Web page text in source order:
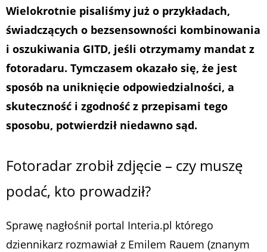
Wielokrotnie pisaliśmy już o przykładach,
świadczących o bezsensowności kombinowania
i oszukiwania GITD, jeśli otrzymamy mandat z
fotoradaru. Tymczasem okazało się, że jest
sposób na uniknięcie odpowiedzialności, a
skuteczność i zgodność z przepisami tego
sposobu, potwierdził niedawno sąd.
Fotoradar zrobił zdjęcie – czy muszę
podać, kto prowadził?
Sprawę nagłośnił portal Interia.pl którego
dziennikarz rozmawiał z Emilem Rauem (znanym